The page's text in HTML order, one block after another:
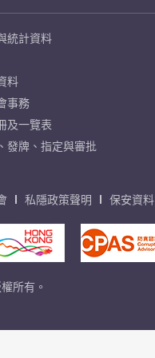
統計資料
料
事務
及一覽表
發牌、指定與審批
私隱政策聲明 保安資料
所有。